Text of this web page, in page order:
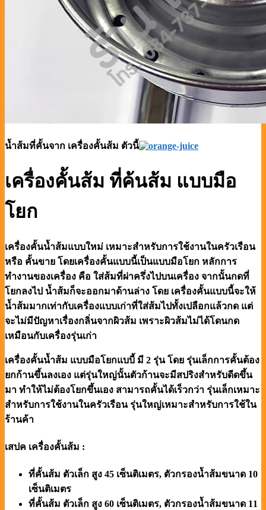
น้ำส้มที่คั้นจาก เครื่องคั้นส้ม ตัวนี้
เครื่องคั้นส้ม ที่ค้นส้ม แบบมือ
โยก
เครื่องคั้นน้ำส้มแบบใหม่ เหมาะสำหรับการใช้งานในครัวเรือน
หรือ คั้นขาย โดยเครื่องคั้นแบบนี้เป็นแบบมือโยก หลักการ
ทำงานของเครื่อง คือ ใส่ส้มที่ผ่าครึ่งไปบนเครื่อง จากนั้นกดที่
โยกลงไป น้ำส้มก็จะออกมาด้านล่าง โดย เครื่องคั้นแบบนี้จะให้
น้ำส้มมากเท่ากับเครื่องแบบเก่าที่ใส่ส้มไปทั้งเปลือกแล้วกด แต่
จะไม่มีปัญหาเรื่องกลิ่นจากผิวส้ม เพราะผิวส้มไม่ได้โดนกด
เหมือนกับเครื่องรุ่นเก่า
เครื่องคั้นน้ำส้ม แบบมือโยกแบบี้ มี 2 รุ่น โดย รุ่นเล็กการคั้นต้อง
ยกก้านขึ้นลงเอง แต่รุ่นใหญ่นั้นตัวก้านจะมีสปริงสำหรับดีดขึ้น
มา ทำให้ไม่ต้องโยกขึ้นเอง สามารถคั้นได้เร็วกว่า รุ่นเล็กเหมาะ
สำหรับการใช้งานในครัวเรือน รุ่นใหญ่เหมาะสำหรับการใช้ใน
ร้านค้า
เสปค เครื่องคั้นส้ม :
ที่คั้นส้ม ตัวเล็ก สูง 45 เซ็นติเมตร, ตัวกรองน้ำส้มขนาด 10
เซ็นติเมตร
ที่คั้นส้ม ตัวเล็ก สูง 60 เซ็นติเมตร, ตัวกรองน้ำส้มขนาด 11